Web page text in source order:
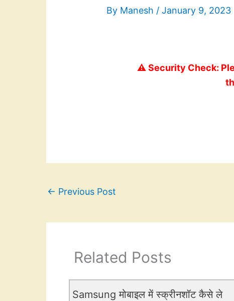
By Manesh /January 9, 2023
⚠️ Security Check:
← Previous Post
Related Posts
Samsung मोबाइल में स्क्रीनशॉट कैसे ले